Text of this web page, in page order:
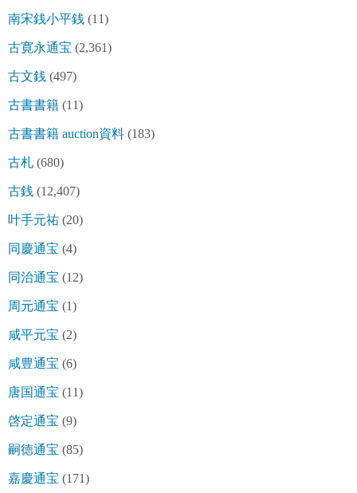
南宋銭小平銭 (11)
古寛永通宝 (2,361)
古文銭 (497)
古書書籍 (11)
古書書籍 auction資料 (183)
古札 (680)
古銭 (12,407)
叶手元祐 (20)
同慶通宝 (4)
同治通宝 (12)
周元通宝 (1)
咸平元宝 (2)
咸豊通宝 (6)
唐国通宝 (11)
啓定通宝 (9)
嗣徳通宝 (85)
嘉慶通宝 (171)